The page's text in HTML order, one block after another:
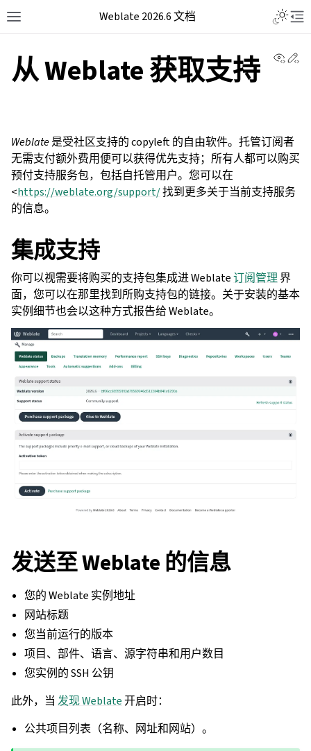
Weblate 2026.6 文档
从 Weblate 获取支持
Weblate是受社区支持的 copyleft 的自由软件。托管订阅者
无需支付额外费用便可以获得优先支持；所有人都可以购买
预付支持服务包，包括自托管用户。您可以在
<https://weblate.org/support/找到更多关于当前支持服务
的信息。
集成支持
你可以视需要将购买的支持包集成进 Weblate订阅管理 界
面，您可以在那里找到所购支持包的链接。关于安装的基本
实例细节也会以这种方式报告给 Weblate。
发送至 Weblate 的信息
您的 Weblate 实例地址
网站标题
您当前运行的版本
项目、部件、语言、源字符串和用户数目
您实例的 SSH 公钥
此外，当 发现 Weblate开启时：
公共项目列表（名称、网址和网站）。